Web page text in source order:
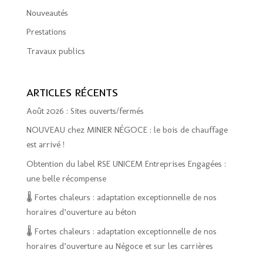
Nouveautés
Prestations
Travaux publics
ARTICLES RÉCENTS
Août 2026 : Sites ouverts/fermés
NOUVEAU chez MINIER NÉGOCE : le bois de chauffage
est arrivé !
Obtention du label RSE UNICEM Entreprises Engagées :
une belle récompense
🌡️ Fortes chaleurs : adaptation exceptionnelle de nos
horaires d’ouverture au béton
🌡️ Fortes chaleurs : adaptation exceptionnelle de nos
horaires d’ouverture au Négoce et sur les carrières